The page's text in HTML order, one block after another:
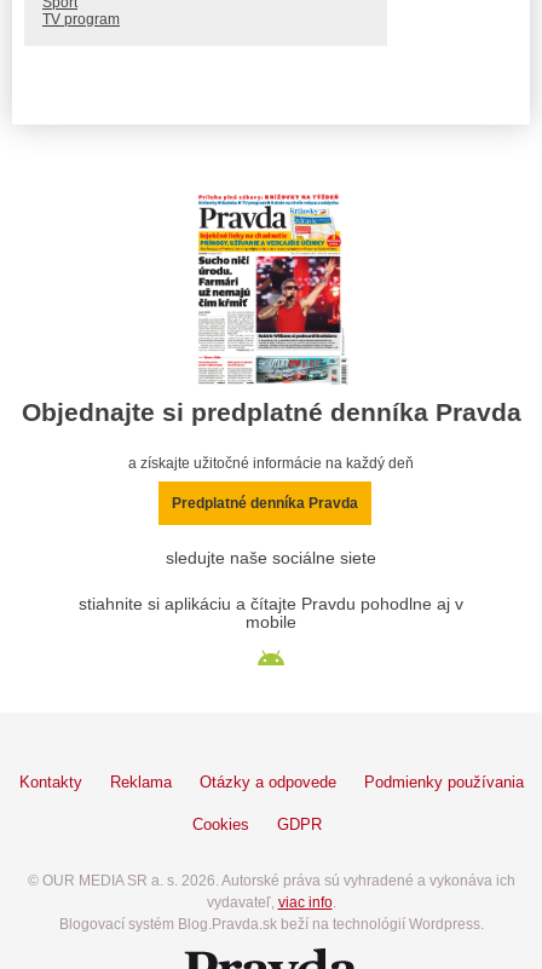
TV program
Objednajte si predplatné denníka Pravda
a získajte užitočné informácie na každý deň
Predplatné denníka Pravda
sledujte naše sociálne siete
stiahnite si aplikáciu a čítajte Pravdu pohodlne aj v
mobile
Kontakty Reklama Otázky a odpovede Podmienky používania
Cookies GDPR
© OUR MEDIA SR a. s. 2026. Autorské práva sú vyhradené a vykonáva ich
vydavateľ, viac info.
Blogovací systém Blog.Pravda.sk beží na technológií Wordpress.